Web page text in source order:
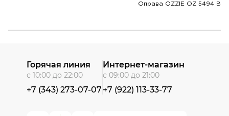
Оправа OZZIE OZ 5494 B
Горячая линия
с 10:00 до 22:00
+7 (343) 273-07-07
Интернет-магазин
с 09:00 до 21:00
+7 (922) 113-33-77